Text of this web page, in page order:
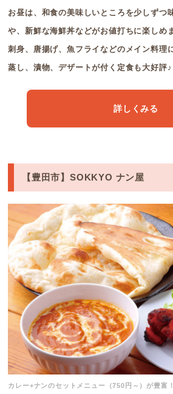
お昼は、和食の美味しいところを少しずつ
や、新鮮な海鮮丼などがお値打ちに楽しめ
刺身、唐揚げ、魚フライなどのメイン料理
蒸し、漬物、デザートが付く定食も大好評♪
詳しくみる
【豊田市】SOKKYO ナン屋
カレー+ナンのセットメニュー（750円～）が豊富！